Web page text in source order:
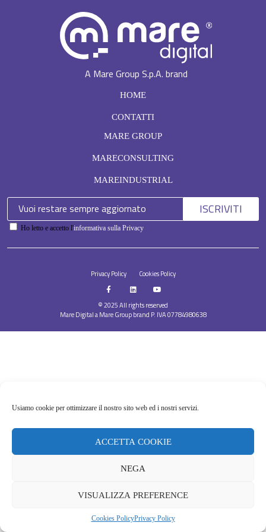
Usiamo cookie per ottimizzare il nostro sito web ed i nostri servizi.
ACCETTA COOKIE
NEGA
VISUALIZZA PREFERENCE
Cookies PolicyPrivacy Policy
A Mare Group S.p.A. brand
HOME
CONTATTI
MARE GROUP
MARECONSULTING
MAREINDUSTRIAL
ISCRIVITI
Ho letto e accetto l'informativa sulla Privacy
Privacy Policy Cookies Policy
© 2025 All rights reserved
Mare Digital a Mare Group brand P. IVA 07784980638